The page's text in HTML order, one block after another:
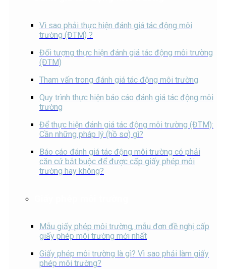
Vì sao phải thực hiện đánh giá tác động môi
trường (ĐTM) ?
Đối tượng thực hiện đánh giá tác động môi trường
(ĐTM)
Tham vấn trong đánh giá tác động môi trường
Quy trình thực hiện báo cáo đánh giá tác động môi
trường
Để thực hiện đánh giá tác động môi trường (ĐTM):
Cần những pháp lý (hồ sơ) gì?
Báo cáo đánh giá tác động môi trường có phải
căn cứ bắt buộc để được cấp giấy phép môi
trường hay không?
Mẫu giấy phép môi trường, mẫu đơn đề nghị cấp
giấy phép môi trường mới nhất
Giấy phép môi trường là gì? Vì sao phải làm giấy
phép môi trường?